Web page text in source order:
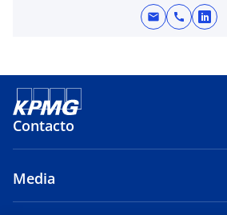
mail call
s
n
Contacto
Media